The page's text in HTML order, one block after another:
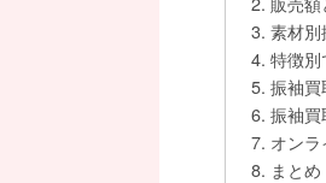
素材
特徴
振袖
振袖
オン
まとめ